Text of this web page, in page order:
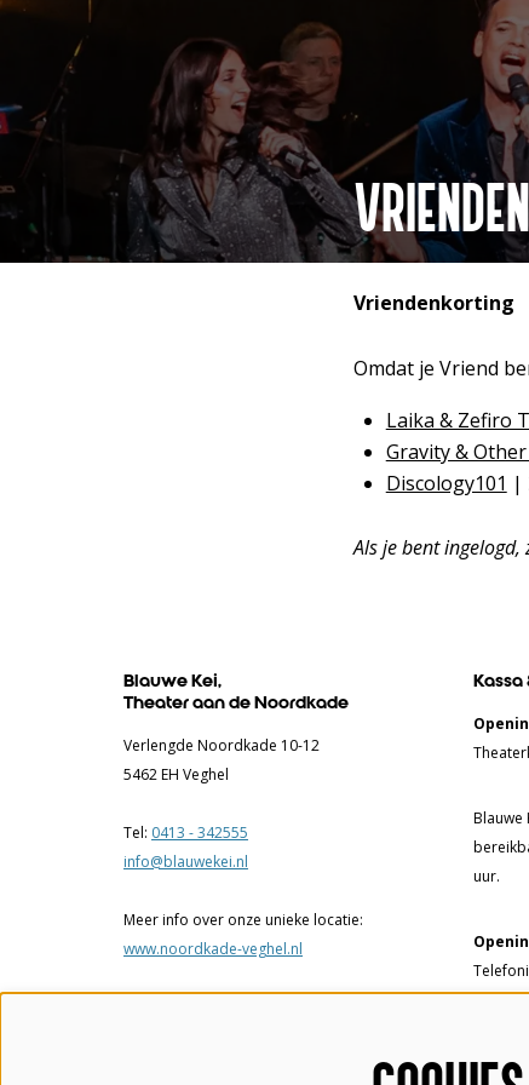
Vriendenkorting
Omdat je Vriend
Laika & Zefiro
Gravity &
Discology101 |
Als je bent
Blauwe Kei,
Theater aan de Noordkade
Verlengde Noordkade 10-12
5462 EH Veghel
Tel: 0413 - 342555
info@blauwekei.nl
Meer info over onze unieke locatie:
www.noordkade-veghel.nl
Blauwe
uur.
17.00